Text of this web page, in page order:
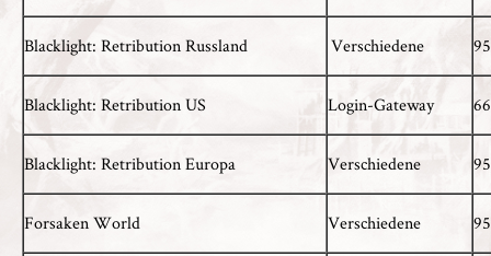
Blacklight: Retribution Russland Verschiedene
Blacklight: Retribution US Login-Gateway
Blacklight: Retribution Europa Verschiedene
Forsaken World Verschiedene